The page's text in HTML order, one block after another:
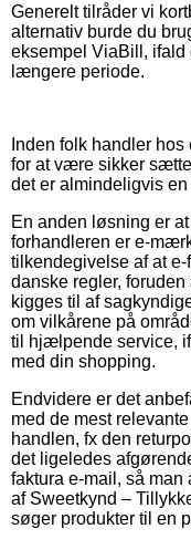
Generelt tilråder vi
alternativ burde du
eksempel ViaBill, ifald
længere periode.
Inden folk handler
for at være sikker
det er almindeligvis
En anden løsning er
forhandleren er e-
tilkendegivelse af at
danske regler,
kigges til af
om vilkårene på
til hjælpende service,
med din shopping.
Endvidere er det
med de mest
handlen, fx den
det ligeledes
faktura e-mail, så
af Sweetkynd –
søger produkter til en